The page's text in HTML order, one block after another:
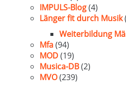
IMPULS-Blog(4)
Länger fit durch Musik
Weiterbildung
Mfa(94)
MOD(19)
Musica-DB(2)
MVO(239)